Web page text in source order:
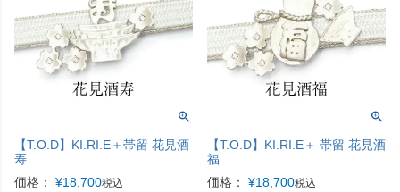
【T.O.D】KI.RI.E＋帯留 花見酒
寿
価格：
¥18,700税込
【T.O.D】KI.RI.E＋ 帯留 花見酒
福
価格：
¥18,700税込